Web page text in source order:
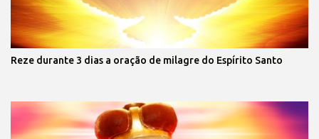
Reze durante 3 dias a oração de milagre do Espírito Santo